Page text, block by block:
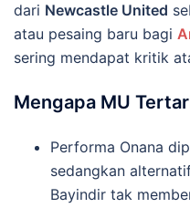
dari Newcastle United
atau pesaing baru bagi
sering mendapat kritik
Mengapa MU
Performa Onana
sedangkan
Bayindir tak